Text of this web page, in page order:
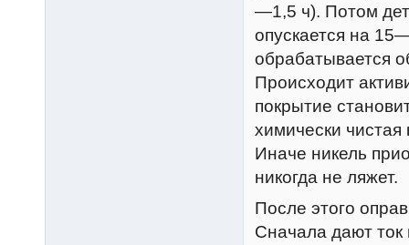
—1,5 ч). Потом
опускается на
обрабатывается
Происходит
покрытие
химически
Иначе никель
никогда не ляжет.
После этого
Сначала дают